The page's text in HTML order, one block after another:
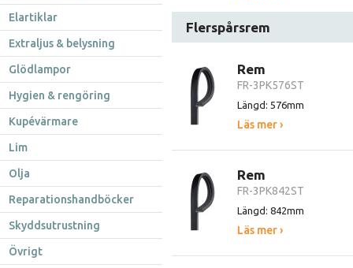
Elartiklar
Extraljus & belysning
Glödlampor
Hygien & rengöring
Kupévärmare
Lim
Olja
Reparationshandböcker
Skyddsutrustning
Övrigt
Flerspårsrem
Rem
FR-3PK576ST
Längd: 576mm
Läs mer ›
Rem
FR-3PK842ST
Längd: 842mm
Läs mer ›